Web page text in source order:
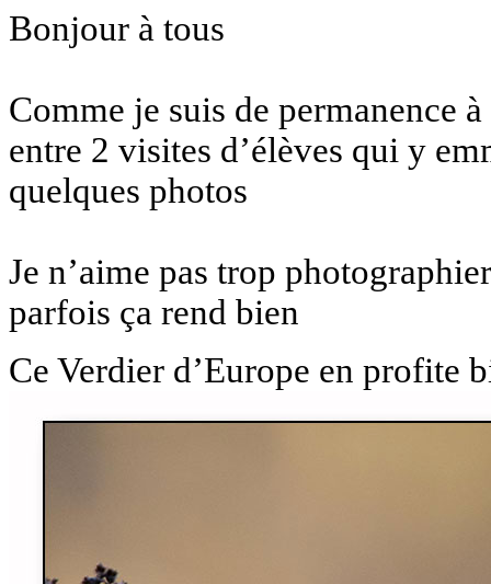
Bonjour à tous
Comme je suis de permanence
entre 2 visites d’élèves qui y
quelques photos
Je n’aime pas trop
parfois ça rend bien
Ce Verdier d’Europe en profite